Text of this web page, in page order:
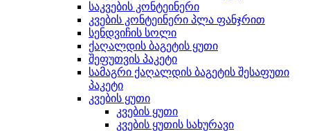
საკვების კონტეინერი
კვების კონტეინერი პლა ფანჯრით
სენდვიჩის სოლი
ქაღალდის ბაგეტის ყუთი
შეფუთვის პაკეტი
სამაგრი ქაღალდის ბაგეტის შესაფუთი
პაკეტი
კვების ყუთი
კვების ყუთი
კვების ყუთის სახურავი